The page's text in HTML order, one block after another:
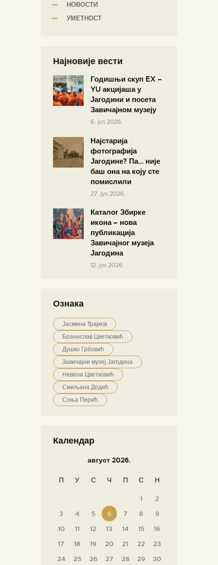
НОВОСТИ
УМЕТНОСТ
Најновије вести
Годишњи скуп EX –
YU акцијаша у
Јагодини и посета
Завичајном музеју
6. јул 2026.
Најстарија
фотографија
Јагодине? Па… није
баш она на коју сте
помислили
27. јун 2026.
Каталог Збирке
икона – нова
публикација
Завичајног музеја
Јагодина
12. јун 2026.
Ознака
Јасмина Трајков
Бранислав Цветковић
Душко Грбовић
Завичајни музеј Јагодина
Невена Цветковић
Смиљана Додић
Соња Перић
Календар
август 2026.
П У С Ч П С Н
1
2
3
4 5 6 7 8
9
10
11 12 13 14 15
16
17
18 19 20 21 22
23
24
25 26 27 28 29
30